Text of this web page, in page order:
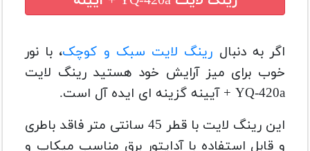
اگر به دنبال رینگ لایت سبک و کوچک، با نور
خوب برای میز آرایش خود هستید رینگ لایت
YQ-420a + آیینه گزینه ای ایده آل است.
این رینگ لایت با قطر 45 سانتی متر فاقد باطری
و قابل استفاده با آداپتور برق مناسب میکاپ و